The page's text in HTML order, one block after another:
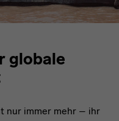
globale
nur immer mehr – ihr